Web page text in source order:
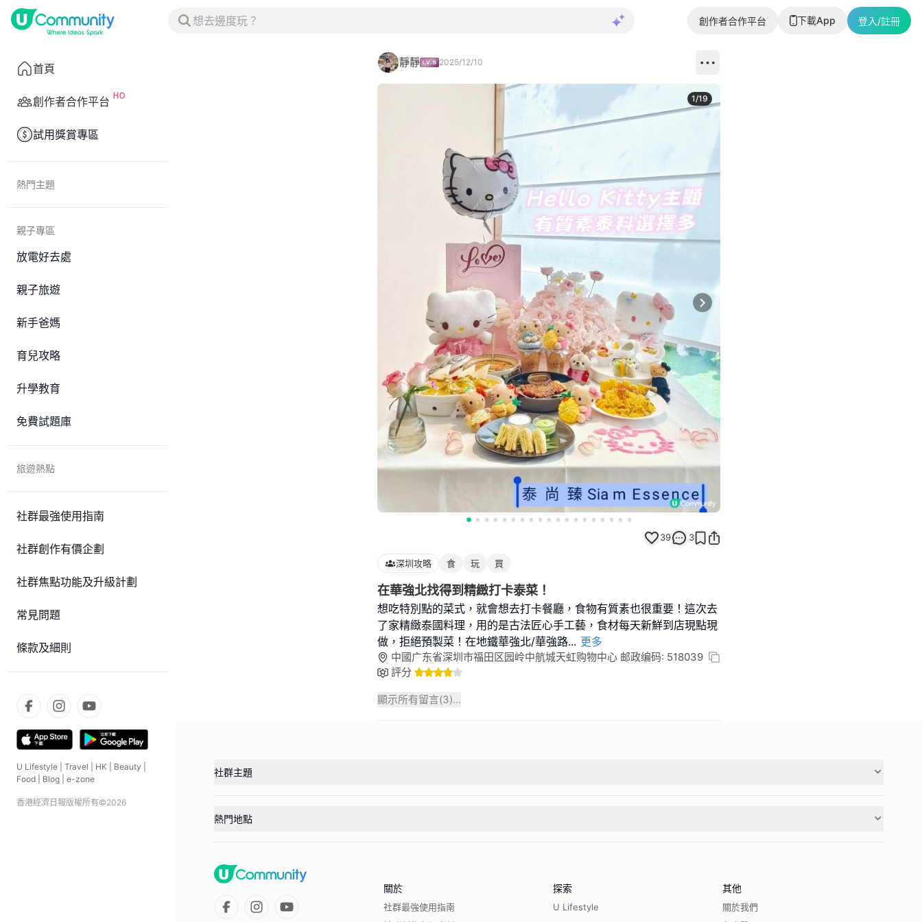
創作者合作平台 下載App 登入/註冊
首頁
創作者合作平台
試用獎賞專區
熱門主題
親子專區
放電好去處
親子旅遊
新手爸媽
育兒攻略
升學教育
免費試題庫
旅遊熱點
社群最強使用指南
社群創作有價企劃
社群焦點功能及升級計劃
常見問題
條款及細則
U Lifestyle Travel HK Beauty
Food
Blog e-zone
香港經濟日報版權所有©2026
靜靜 2025/12/10
Next slide
1/19
39 3
深圳攻略 食 玩 買
在華強北找得到精緻打卡泰菜！
想吃特別點的菜式，就會想去打卡餐廳，食物有質素也很重要！這次去
了家精緻泰國料理，用的是古法匠心手工藝，食材每天新鮮到店現點現
做，拒絕預製菜！在地鐵華強北/華強路... 更多
中國广东省深圳市福田区园岭中航城天虹购物中心 邮政编码: 518039
評分
顯示所有留言(3)...
社群主題
熱門地點
關於
社群最強使用指南
探索
U Lifestyle
其他
關於我們